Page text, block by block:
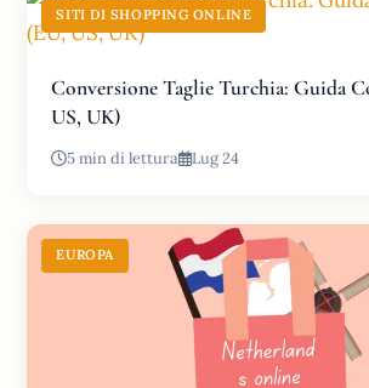
SITI DI SHOPPING ONLINE
Conversione Taglie Turchia: Guida
US, UK)
5 min di lettura Lug 24
EUROPA